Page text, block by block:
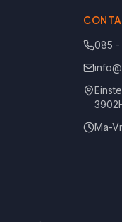
085 -
Ma-